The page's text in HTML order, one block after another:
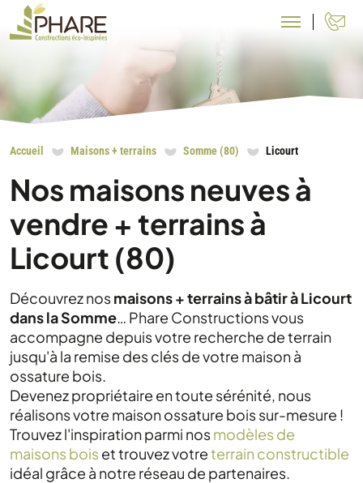
Accueil Maisons + terrains Somme (80) Licourt
Nos maisons neuves à
vendre + terrains à
Licourt (80)
Découvrez nosmaisons + terrains à bâtir à Licourt
dans la Somme… Phare Constructions vous
accompagne depuis votre recherche de terrain
jusqu'à la remise des clés de votre maison à
ossature bois.
Devenez propriétaire en toute sérénité, nous
réalisons votre maison ossature bois sur-mesure !
Trouvez l'inspiration parmi nosmodèles de
maisons bois et trouvez votreterrain constructible
idéal grâce à notre réseau de partenaires.